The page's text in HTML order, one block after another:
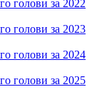
голови за 2022
голови за 2023
голови за 2024
голови за 2025